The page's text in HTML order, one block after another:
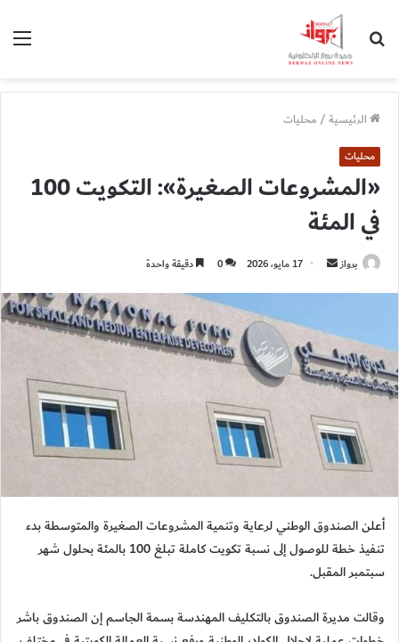
الرئيسية/محليات
محليات
«المشروعات الصغيرة»: التكويت 100
في المئة
برواز
أرسل 17 مايو، 2026 0 دقيقة واحدة
أعلن الصندوق الوطني لرعاية وتنمية المشروعات الصغيرة والمتوسطة بدء
تنفيذ خطة للوصول إلى نسبة تكويت كاملة تبلغ 100 بالمئة بحلول شهر
سبتمبر المقبل.
وقالت مديرة الصندوق بالتكليف المهندسة بسمة الجاسم إن الصندوق باشر